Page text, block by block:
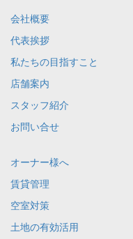
会社概要
代表挨拶
私たちの目指すこと
店舗案内
スタッフ紹介
お問い合せ
オーナー様へ
賃貸管理
空室対策
土地の有効活用